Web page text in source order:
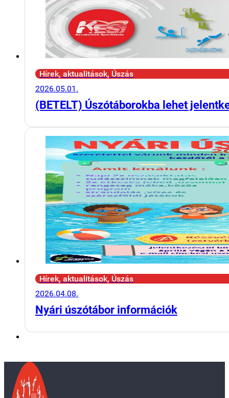
Hírek, aktualitások, Úszás
2026.05.01.
(BETELT) Úszótáborokba lehet
Hírek, aktualitások, Úszás
2026.04.08.
Nyári úszótábor információk